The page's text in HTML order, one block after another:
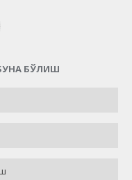
БЎЛИШ